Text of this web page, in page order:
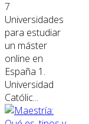
7
Universidades
para estudiar
un máster
online en
España 1.
Universidad
Católic...